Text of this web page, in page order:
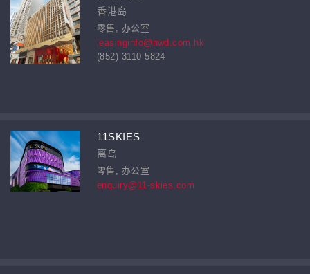
香港岛
零售, 办公室
leasinginfo@nwd.com.hk
(852) 3110 5824
11SKIES
离岛
零售, 办公室
enquiry@11-skies.com